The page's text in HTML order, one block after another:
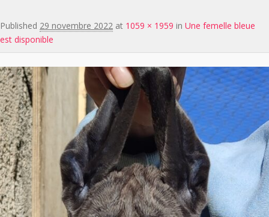
Published 29 novembre 2022 at 1059 × 1959 in Une femelle bleue
est disponible